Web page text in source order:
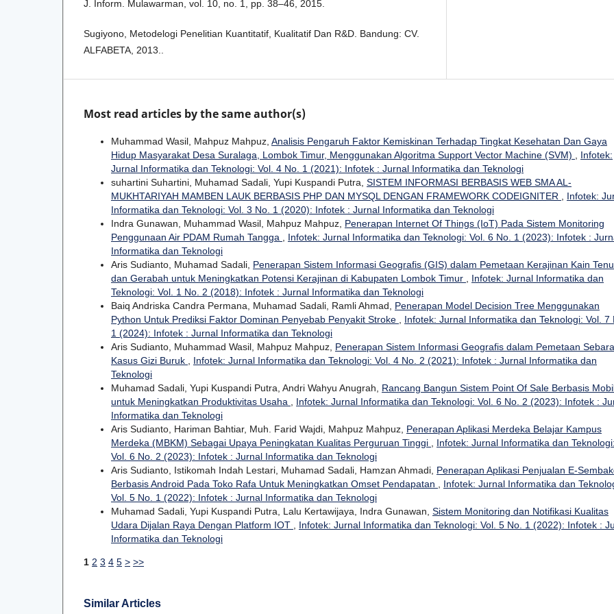
J. Inform. Mulawarman, vol. 10, no. 1, pp. 38–46, 2015.
Sugiyono, Metodelogi Penelitian Kuantitatif, Kualitatif Dan R&D. Bandung: CV.
ALFABETA, 2013..
Most read articles by the same author(s)
Muhammad Wasil, Mahpuz Mahpuz, Analisis Pengaruh Faktor Kemiskinan Terhadap Tingkat Kesehatan Dan Gaya
Hidup Masyarakat Desa Suralaga, Lombok Timur, Menggunakan Algoritma Support Vector Machine (SVM)
Infotek:
Jurnal Informatika dan Teknologi: Vol. 4 No. 1 (2021): Infotek : Jurnal Informatika dan Teknologi
suhartini Suhartini, Muhamad Sadali, Yupi Kuspandi Putra, SISTEM INFORMASI BERBASIS WEB SMA AL-
MUKHTARIYAH MAMBEN LAUK BERBASIS PHP DAN MYSQL DENGAN FRAMEWORK CODEIGNITER
Infotek:
Informatika dan Teknologi: Vol. 3 No. 1 (2020): Infotek : Jurnal Informatika dan Teknologi
Indra Gunawan, Muhammad Wasil, Mahpuz Mahpuz, Penerapan Internet Of Things (IoT) Pada Sistem Monitoring
Penggunaan Air PDAM Rumah Tangga
Infotek: Jurnal Informatika dan Teknologi: Vol. 6 No. 1 (2023): Infotek :
Informatika dan Teknologi
Aris Sudianto, Muhamad Sadali, Penerapan Sistem Informasi Geografis (GIS) dalam Pemetaan Kerajinan Kain
dan Gerabah untuk Meningkatkan Potensi Kerajinan di Kabupaten Lombok Timur
Infotek: Jurnal Informatika dan
Teknologi: Vol. 1 No. 2 (2018): Infotek : Jurnal Informatika dan Teknologi
Baiq Andriska Candra Permana, Muhamad Sadali, Ramli Ahmad, Penerapan Model Decision Tree Menggunakan
Python Untuk Prediksi Faktor Dominan Penyebab Penyakit Stroke
Infotek: Jurnal Informatika dan Teknologi: Vol. 7
1 (2024): Infotek : Jurnal Informatika dan Teknologi
Aris Sudianto, Muhammad Wasil, Mahpuz Mahpuz, Penerapan Sistem Informasi Geografis dalam Pemetaan
Kasus Gizi Buruk
Infotek: Jurnal Informatika dan Teknologi: Vol. 4 No. 2 (2021): Infotek : Jurnal Informatika dan
Teknologi
Muhamad Sadali, Yupi Kuspandi Putra, Andri Wahyu Anugrah, Rancang Bangun Sistem Point Of Sale Berbasis
untuk Meningkatkan Produktivitas Usaha
Infotek: Jurnal Informatika dan Teknologi: Vol. 6 No. 2 (2023): Infotek :
Informatika dan Teknologi
Aris Sudianto, Hariman Bahtiar, Muh. Farid Wajdi, Mahpuz Mahpuz, Penerapan Aplikasi Merdeka Belajar Kampus
Merdeka (MBKM) Sebagai Upaya Peningkatan Kualitas Perguruan Tinggi
Infotek: Jurnal Informatika dan Teknologi:
Vol. 6 No. 2 (2023): Infotek : Jurnal Informatika dan Teknologi
Aris Sudianto, Istikomah Indah Lestari, Muhamad Sadali, Hamzan Ahmadi, Penerapan Aplikasi Penjualan E-
Berbasis Android Pada Toko Rafa Untuk Meningkatkan Omset Pendapatan
Infotek: Jurnal Informatika dan
Vol. 5 No. 1 (2022): Infotek : Jurnal Informatika dan Teknologi
Muhamad Sadali, Yupi Kuspandi Putra, Lalu Kertawijaya, Indra Gunawan, Sistem Monitoring dan Notifikasi Kualitas
Udara Dijalan Raya Dengan Platform IOT
Infotek: Jurnal Informatika dan Teknologi: Vol. 5 No. 1 (2022): Infotek :
Informatika dan Teknologi
1 2 3 4 5 > >>
Similar Articles